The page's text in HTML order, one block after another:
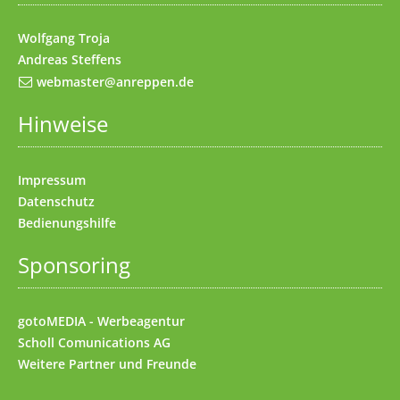
Wolfgang Troja
Andreas Steffens
webmaster@anreppen.de
Hinweise
Impressum
Datenschutz
Bedienungshilfe
Sponsoring
gotoMEDIA - Werbeagentur
Scholl Comunications AG
Weitere Partner und Freunde